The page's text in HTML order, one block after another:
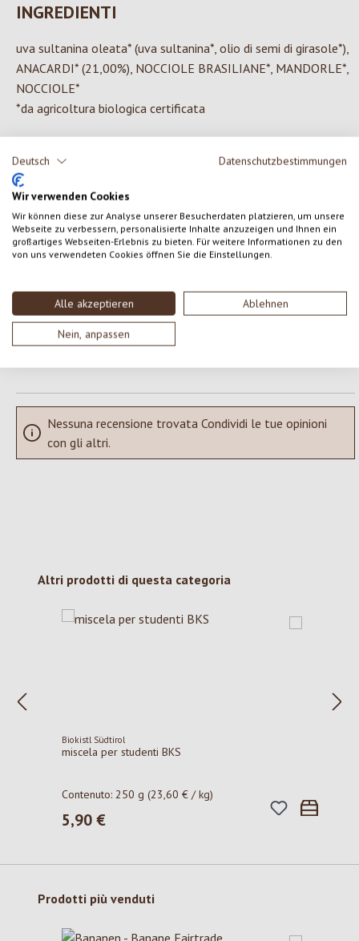
Deutsch Datenschutzbestimmungen
Wir verwenden Cookies
Wir können diese zur Analyse unserer Besucherdaten platzieren, um unsere
Webseite zu verbessern, personalisierte Inhalte anzuzeigen und Ihnen ein
großartiges Webseiten-Erlebnis zu bieten. Für weitere Informationen zu den
von uns verwendeten Cookies öffnen Sie die Einstellungen.
Alle akzeptieren Ablehnen
Nein, anpassen
INGREDIENTI
uva sultanina oleata* (uva sultanina*, olio di semi di girasole*),
ANACARDI* (21,00%), NOCCIOLE BRASILIANE*, MANDORLE*,
NOCCIOLE*
*da agricoltura biologica certificata
0 di 0 valutazioni
Valutazione media di 0 su 5 stelle
Formula una valutazione!
SCRIVERE UNA RECENSIONE
Nessuna recensione trovata Condividi le tue opinioni
con gli altri.
Salta la galleria dei prodotti
Altri prodotti di questa categoria
Biokistl Südtirol
miscela per studenti BKS
Contenuto:250 g(23,60 € / kg)
Prezzo normale:
5,90 €
Salta la galleria dei prodotti
Prodotti più venduti